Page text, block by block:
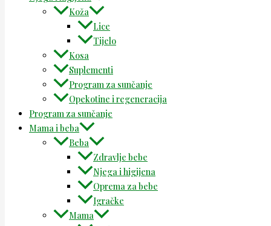
Koža
Lice
Tijelo
Kosa
Suplementi
Program za sunčanje
Opekotine i regeneracija
Program za sunčanje
Mama i beba
Beba
Zdravlje bebe
Njega i higijena
Oprema za bebe
Igračke
Mama